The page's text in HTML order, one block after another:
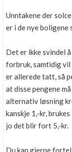
Unntakene der
er i de nye
Det er ikke svindel
forbruk, samtidig
er allerede tatt, så
at disse pengene
alternativ løsning
kanskje 1,-kr,
jo det blir fort 5,-kr.
Du kan gjerne